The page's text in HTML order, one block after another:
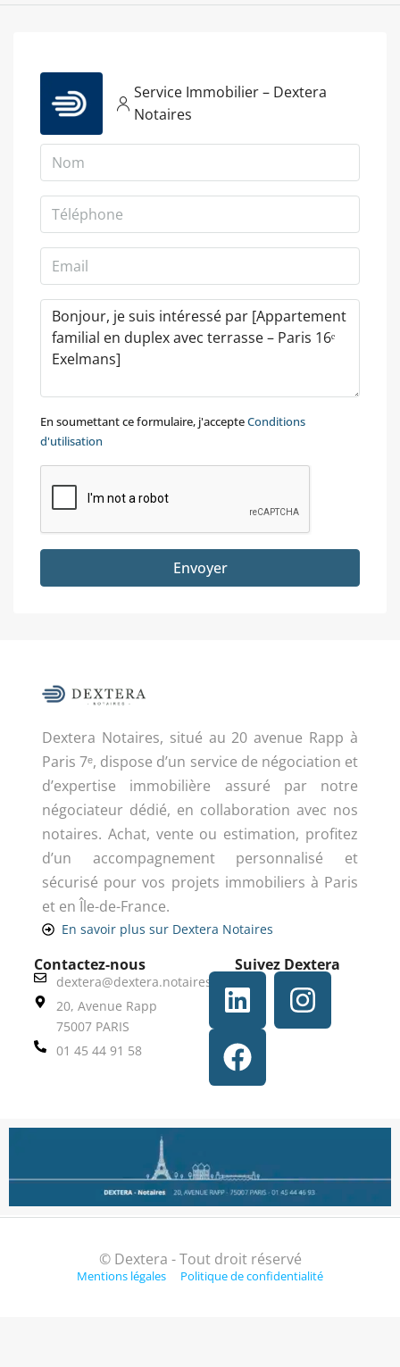
Service Immobilier – Dextera
Notaires
En soumettant ce formulaire, j'accepteConditions
d'utilisation
Envoyer
Dextera Notaires, situé au 20 avenue Rapp à
Paris 7ᵉ, dispose d’un service de négociation et
d’expertise immobilière assuré par notre
négociateur dédié, en collaboration avec nos
notaires. Achat, vente ou estimation, profitez
d’un accompagnement personnalisé et
sécurisé pour vos projets immobiliers à Paris
et en Île-de-France.
En savoir plus sur Dextera Notaires
Contactez-nous
dextera@dextera.notaires.fr
20, Avenue Rapp
75007 PARIS
01 45 44 91 58
Suivez Dextera
© Dextera - Tout droit réservé
Mentions légales Politique de confidentialité